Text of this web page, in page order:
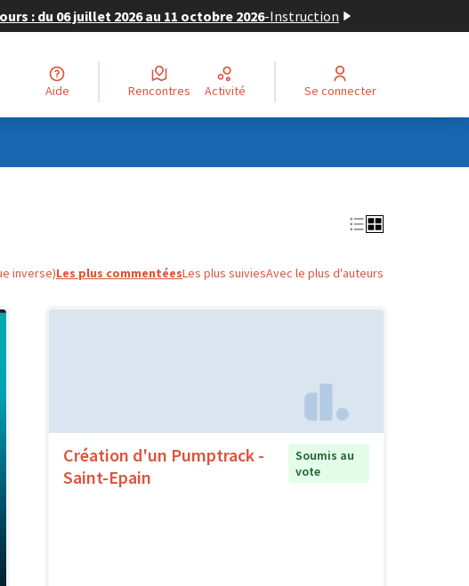
: du 06 juillet 2026 au 11 octobre 2026-Instruction
Aide Rencontres Activité Se connecter
inverse)Les plus commentéesLes plus suiviesAvec le plus d'auteurs
Création d'un Pumptrack -
Saint-Epain
Soumis au
vote